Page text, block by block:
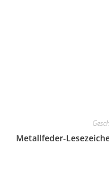
Metallfeder-